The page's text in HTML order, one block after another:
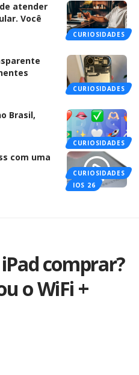
CURIOSIDADES
atender
Você
CURIOSIDADES
CURIOSIDADES
Brasil,
CURIOSIDADES
IOS 26
com uma
comprar?
o WiFi +